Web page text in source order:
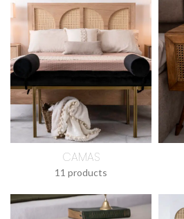
CAMAS
11 products